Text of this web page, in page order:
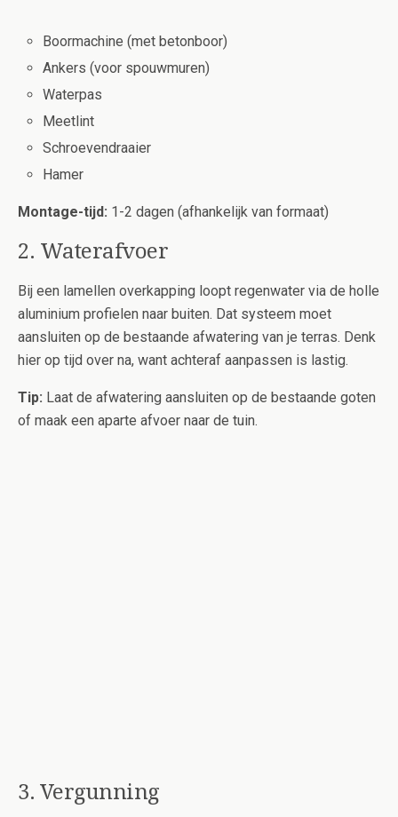
Boormachine (met betonboor)
Ankers (voor spouwmuren)
Waterpas
Meetlint
Schroevendraaier
Hamer
Montage-tijd: 1-2 dagen (afhankelijk van formaat)
2. Waterafvoer
Bij een lamellen overkapping loopt regenwater via de holle
aluminium profielen naar buiten. Dat systeem moet
aansluiten op de bestaande afwatering van je terras. Denk
hier op tijd over na, want achteraf aanpassen is lastig.
Tip: Laat de afwatering aansluiten op de bestaande goten
of maak een aparte afvoer naar de tuin.
3. Vergunning